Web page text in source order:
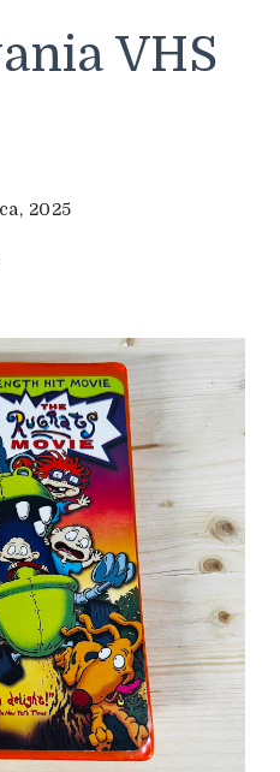
VHS
2025
DVD